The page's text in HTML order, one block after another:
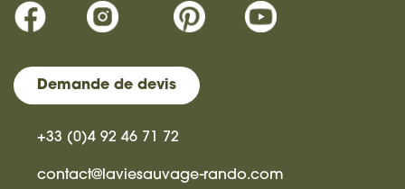
Demande de devis
+33 (0)4 92 46 71 72
contact@laviesauvage-rando.com